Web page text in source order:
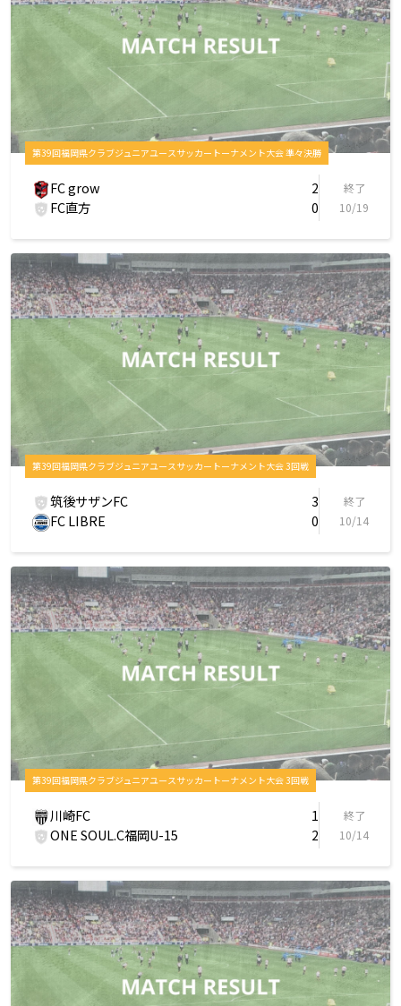
第39回福岡県クラブジュニアユースサッカートーナメント大会 準々決勝
FC grow 2
FC直方 0
終了
10/19
第39回福岡県クラブジュニアユースサッカートーナメント大会 3回戦
筑後サザンFC 3
FC LIBRE 0
終了
10/14
第39回福岡県クラブジュニアユースサッカートーナメント大会 3回戦
川崎FC 1
ONE SOUL.C福岡U-15 2
終了
10/14